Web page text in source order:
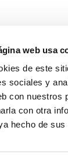
web usa
de este
sociales y
con nuestros
con otra
hecho de
EME Digital